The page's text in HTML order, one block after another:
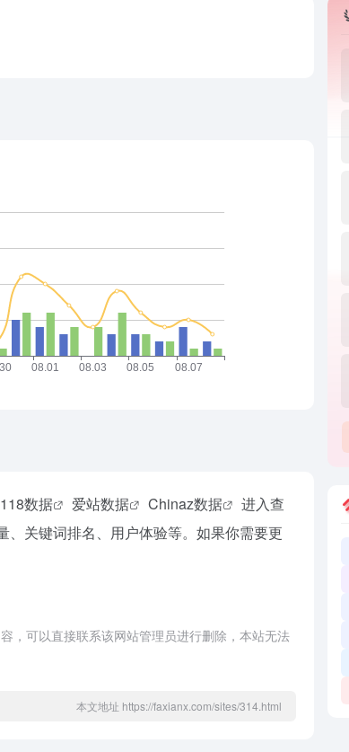
数据 爱站数据 Chinaz数据
进入查
关键词排名、用户体验等。如果你需要更
，可以直接联系该网站管理员进行删除，本站无法
本文地址 https://faxianx.com/sites/314.html